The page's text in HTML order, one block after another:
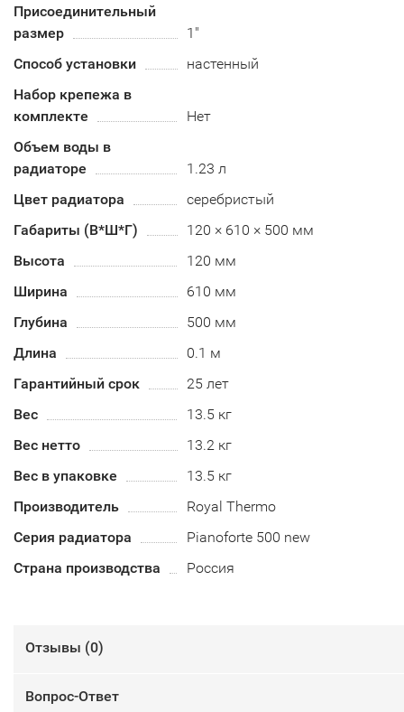
Присоединительный
размер
1"
Способ установки
настенный
Набор крепежа в
комплекте
Нет
Объем воды в
радиаторе
1.23 л
Цвет радиатора
серебристый
Габариты (В*Ш*Г)
120 × 610 × 500 мм
Высота
120 мм
Ширина
610 мм
Глубина
500 мм
Длина
0.1 м
Гарантийный срок
25 лет
Вес
13.5 кг
Вес нетто
13.2 кг
Вес в упаковке
13.5 кг
Производитель
Royal Thermo
Серия радиатора
Pianoforte 500 new
Страна производства
Россия
Отзывы (0)
Вопрос-Ответ